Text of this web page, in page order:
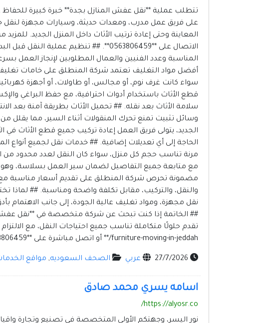
تتطلب عملية **نقل عفش المنازل بجدة** خبرة كبيرة للحفاظ
على فريق عمل مدرب، ومعدات حديثة، وسيارات مجهزة لنقل
الاتصال على **0563806459**. ##
المناسبة وعدد الفنيين والعمال المطلوبين لإنجاز العمل
أفضل مواد التغليف تعتمد شركة المنطلق على خامات
سواء كانت غرف نوم، أو مجالس، أو طاولات، أو أجهزة
قطع الأثاث باستخدام أدوات احترافية، مع حفظ البراغي
سلامة الأثاث بعد نقله. ## تحميل الأثاث بطريقة آمنة بعد
وسائل تثبيت تمنع تحرك المنقولات أثناء السير، مما يقلل
الجديد، يتولى فريق العمل إعادة تركيب جميع قطع الأثاث
الحاجة إلى أي تعديلات إضافية. ## خدمات نقل لجميع أنواع
مرنة تناسب حجم كل منزل، سواء كان النقل لعدد محدود من
مع متابعة جميع التفاصيل لضمان سير العمل بسلاسة، وهو ما
مضمونة تحرص شركة المنطلق على تقديم أسعار مناسبة مع
والنقل، والتركيب، مقابل تكلفة واضحة ومناسبة. ## لماذا
نقل مجهزة، ومواد تغليف عالية الجودة، إلى جانب الاهتمام
## الخاتمة إذا كنت تبحث عن شركة متخصصة في **نقل عفش
furniture-moving-in-jeddah/** أو اتصل مباشرة على **0563806459**.
عربي الصحف السعوديه, مواقع
اسامه يسري محمد صادق
https://alyosr.co/
نور اليسر، وجهتكم الأولى المتخصصة في تصنيع وتجارة